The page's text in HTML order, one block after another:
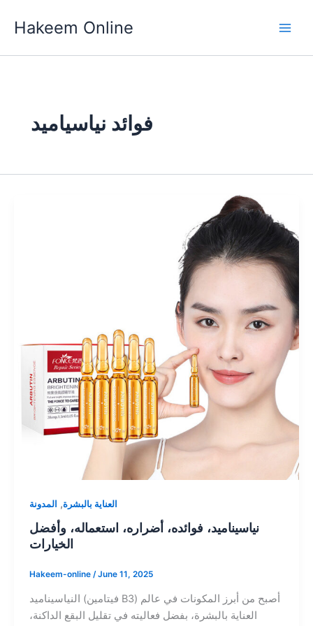
Hakeem Online
فوائد نياسياميد
العناية بالبشرة, المدونة
نياسيناميد، فوائده، أضراره، استعماله، وأفضل
الخيارات
Hakeem-online /June 11, 2025
النياسيناميد (فيتامين B3) أصبح من أبرز المكونات في عالم
العناية بالبشرة، بفضل فعاليته في تقليل البقع الداكنة،